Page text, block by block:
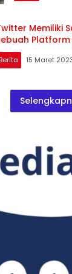
Memiliki
Berita 15 Maret